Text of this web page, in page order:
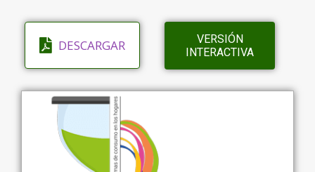
DESCARGAR
VERSIÓN
INTERACTIVA